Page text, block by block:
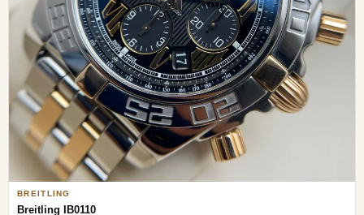
BREITLING
Breitling IB0110